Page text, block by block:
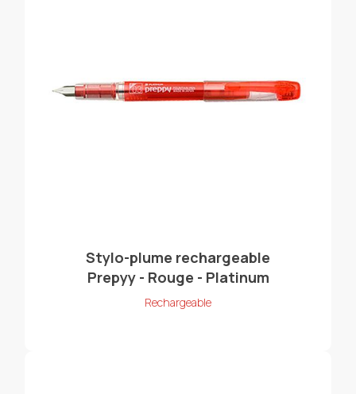
Stylo-plume rechargeable
Prepyy - Rouge - Platinum
Rechargeable